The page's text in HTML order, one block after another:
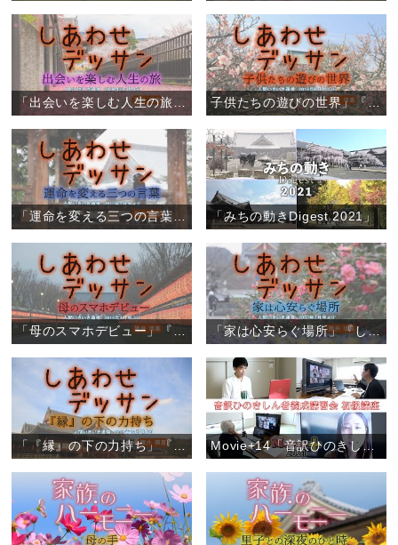
子供たちの遊びの世界」『しあわせデッサン』（5）
「運命を変える三つの言葉」『しあわせデッサン』（4） 「みちの動きDigest 2021」
「母のスマホデビュー」『しあわせデッサン』（3） 「家は心安らぐ場所」『しあわせデッサン』（2）
Movie+14「音訳ひのきしん者養成講習会 初級講座（オンライン）」